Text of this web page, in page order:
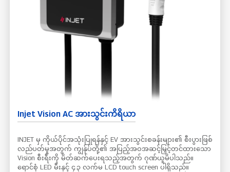
Injet Vision AC အားသွင်းကိရိယာ
INJET မှ ကိုယ်ပိုင်အသုံးပြုရန်နှင့် EV အားသွင်းစခန်းများ၏ စီးပွားဖြစ်
လည်ပတ်မှုအတွက် ကျွန်ုပ်တို့၏ အပြည့်အဝအဆင့်မြှင့်တင်ထားသော
Vision စီးရီးကို မိတ်ဆက်ပေးရသည့်အတွက် ဂုဏ်ယူမိပါသည်။
ရောင်စုံ LED မီးနှင့် ၄.၃ လက်မ LCD touch screen ပါရှိသည်။